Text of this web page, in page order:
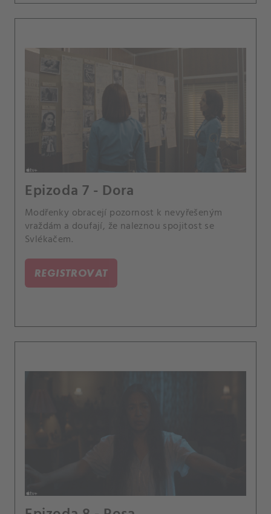
Epizoda 7 - Dora
Modřenky obracejí pozornost k nevyřešeným
vraždám a doufají, že naleznou spojitost se
Svlékačem.
REGISTROVAT